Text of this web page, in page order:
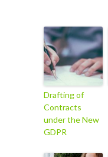
Drafting of
Contracts
under the New
GDPR